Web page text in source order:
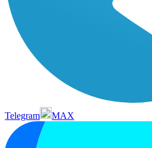
Telegram MAX